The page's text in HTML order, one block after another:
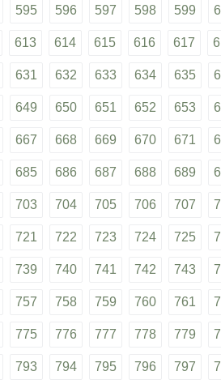
595 596 597 598 599
613 614 615 616 617
631 632 633 634 635
649 650 651 652 653
667 668 669 670 671
685 686 687 688 689
703 704 705 706 707
721 722 723 724 725
739 740 741 742 743
757 758 759 760 761
775 776 777 778 779
793 794 795 796 797